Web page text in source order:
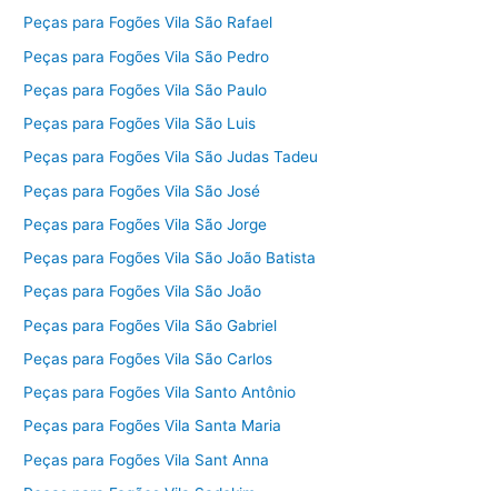
Peças para Fogões Vila São Rafael
Peças para Fogões Vila São Pedro
Peças para Fogões Vila São Paulo
Peças para Fogões Vila São Luis
Peças para Fogões Vila São Judas Tadeu
Peças para Fogões Vila São José
Peças para Fogões Vila São Jorge
Peças para Fogões Vila São João Batista
Peças para Fogões Vila São João
Peças para Fogões Vila São Gabriel
Peças para Fogões Vila São Carlos
Peças para Fogões Vila Santo Antônio
Peças para Fogões Vila Santa Maria
Peças para Fogões Vila Sant Anna